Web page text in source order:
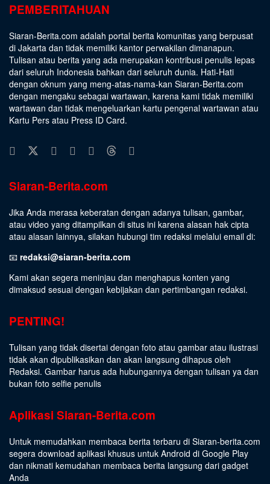
PEMBERITAHUAN
Siaran-Berita.com adalah portal berita komunitas yang berpusat
di Jakarta dan tidak memiliki kantor perwakilan dimanapun.
Tulisan atau berita yang ada merupakan kontribusi penulis lepas
dari seluruh Indonesia bahkan dari seluruh dunia. Hati-Hati
dengan oknum yang meng-atas-nama-kan Siaran-Berita.com
dengan mengaku sebagai wartawan, karena kami tidak memiliki
wartawan dan tidak mengeluarkan kartu pengenal wartawan atau
Kartu Pers atau Press ID Card.
Siaran-Berita.com
Jika Anda merasa keberatan dengan adanya tulisan, gambar,
atau video yang ditampilkan di situs ini karena alasan hak cipta
atau alasan lainnya, silakan hubungi tim redaksi melalui email di:
📧 redaksi@siaran-berita.com
Kami akan segera meninjau dan menghapus konten yang
dimaksud sesuai dengan kebijakan dan pertimbangan redaksi.
PENTING!
Tulisan yang tidak disertai dengan foto atau gambar atau ilustrasi
tidak akan dipublikasikan dan akan langsung dihapus oleh
Redaksi. Gambar harus ada hubungannya dengan tulisan ya dan
bukan foto selfie penulis
Aplikasi Siaran-Berita.com
Untuk memudahkan membaca berita terbaru di Siaran-berita.com
segera download aplikasi khusus untuk Android di Google Play
dan nikmati kemudahan membaca berita langsung dari gadget
Anda